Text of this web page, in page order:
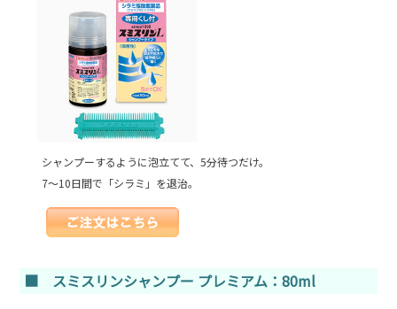
シャンプーするように泡立てて、5分待つだけ。
7～10日間で「シラミ」を退治。
■ スミスリンシャンプー プレミアム：80ml